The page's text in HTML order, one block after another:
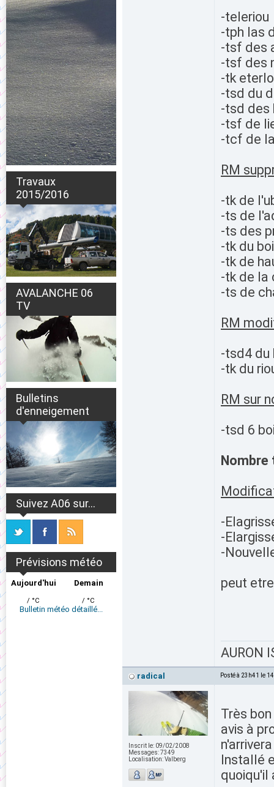
Travaux
2015/2016
AVALANCHE 06
TV
Bulletins
d'enneigement
Suivez A06 sur...
Prévisions météo
Aujourd'hui
/ °C
Demain
/ °C
Bulletin météo détaillé...
-teleriou
-tph las
-tsf des
-tsf des
-tk
-tsd du
-tsd des
-tsf de
-tcf de
RM
-tk de
-ts de
-ts des
-tk du
-tk de
-tk de la
-ts de
RM
-tsd4 du
-tk du
RM sur
-tsd 6
Nombre
-
-
-
peut
AURON
radical Posté à 23h41 le
Inscrit le: 09/02/2008
Messages:7349
Localisation:Valberg
Très
avis à
Installé
quoiqu'il